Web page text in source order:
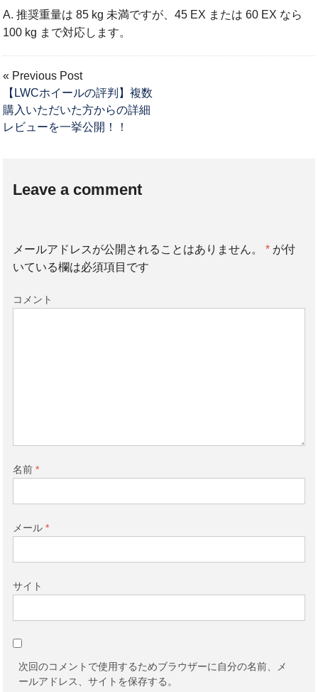
A. 推奨重量は 85 kg 未満ですが、45 EX または 60 EX なら
100 kg まで対応します。
« Previous Post
【LWCホイールの評判】複数
購入いただいた方からの詳細
レビューを一挙公開！！
Leave a comment
メールアドレスが公開されることはありません。 *が付
いている欄は必須項目です
コメント
名前 *
メール *
サイト
次回のコメントで使用するためブラウザーに自分の名前、メ
ールアドレス、サイトを保存する。